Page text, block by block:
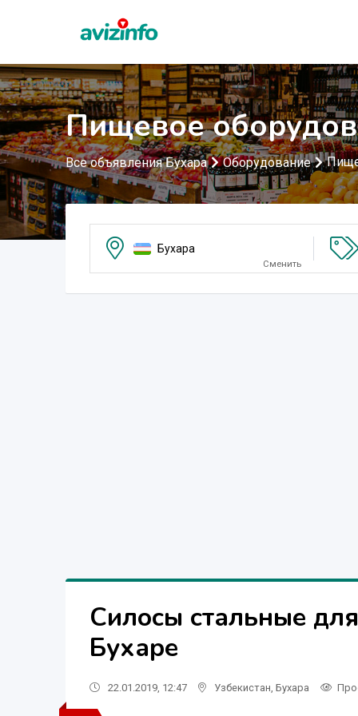
Пищевое
Все объявления Бухара Оборудование
Бухара
Сменить
Силосы стальные
Бухаре
22.01.2019, 12:47 Узбекистан Бухара